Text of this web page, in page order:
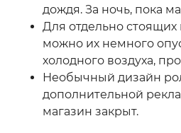
дождя. За ночь, пока
Для отдельно
можно их немного
холодного воздуха,
Необычный дизайн
дополнительной
магазин закрыт.